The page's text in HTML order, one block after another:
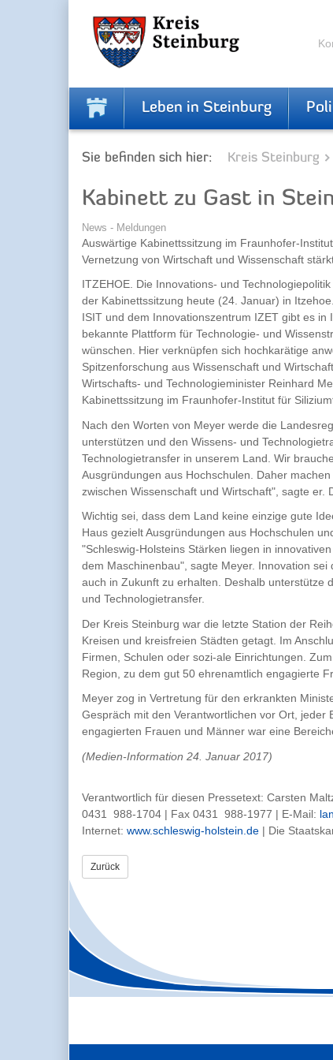
Leben in Steinburg
Sie befinden sich hier: Kreis Steinburg
Kabinett zu Gast in
News - Meldungen
Auswärtige Kabinettssitzung im Fraunhofer-
Vernetzung von Wirtschaft und Wissenschaft
ITZEHOE. Die Innovations- und
der Kabinettssitzung heute (24. Januar) in
ISIT und dem Innovationszentrum IZET gibt es in
bekannte Plattform für Technologie- und
wünschen. Hier verknüpfen sich hochkarätige
Spitzenforschung aus Wissenschaft und
Wirtschafts- und Technologieminister Reinhard
Kabinettssitzung im Fraunhofer-Institut für
Nach den Worten von Meyer werde die
unterstützen und den Wissens- und
Technologietransfer in unserem Land. Wir
Ausgründungen aus Hochschulen. Daher
zwischen Wissenschaft und Wirtschaft", sagte er.
Wichtig sei, dass dem Land keine einzige gute
Haus gezielt Ausgründungen aus Hochschulen
"Schleswig-Holsteins Stärken liegen in
dem Maschinenbau", sagte Meyer. Innovation
auch in Zukunft zu erhalten. Deshalb unterstütze
und Technologietransfer.
Der Kreis Steinburg war die letzte Station der
Kreisen und kreisfreien Städten getagt. Im
Firmen, Schulen oder sozi-ale Einrichtungen.
Region, zu dem gut 50 ehrenamtlich engagierte
Meyer zog in Vertretung für den erkrankten
Gespräch mit den Verantwortlichen vor Ort,
engagierten Frauen und Männer war eine
(Medien-Information 24. Januar 2017)
Verantwortlich für diesen Pressetext: Carsten
0431 988-1704 | Fax 0431 988-1977 | E-Mail:
Internet: www.schleswig-holstein.de | Die
Zurück